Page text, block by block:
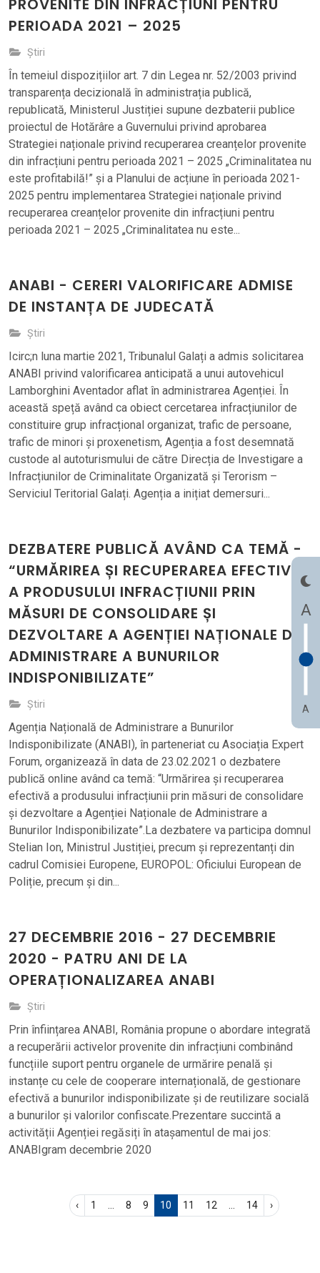
A
A
PROVENITE DIN INFRACȚIUNI PENTRU
PERIOADA 2021 – 2025
Știri
În temeiul dispozițiilor art. 7 din Legea nr. 52/2003 privind
transparența decizională în administrația publică,
republicată, Ministerul Justiției supune dezbaterii publice
proiectul de Hotărâre a Guvernului privind aprobarea
Strategiei naționale privind recuperarea creanțelor provenite
din infracțiuni pentru perioada 2021 – 2025 „Criminalitatea nu
este profitabilă!” și a Planului de acțiune în perioada 2021-
2025 pentru implementarea Strategiei naționale privind
recuperarea creanțelor provenite din infracțiuni pentru
perioada 2021 – 2025 „Criminalitatea nu este...
ANABI - CERERI VALORIFICARE ADMISE
DE INSTANȚA DE JUDECATĂ
Știri
Icirc;n luna martie 2021, Tribunalul Galați a admis solicitarea
ANABI privind valorificarea anticipată a unui autovehicul
Lamborghini Aventador aflat în administrarea Agenției. În
această speță având ca obiect cercetarea infracțiunilor de
constituire grup infracțional organizat, trafic de persoane,
trafic de minori și proxenetism, Agenția a fost desemnată
custode al autoturismului de către Direcția de Investigare a
Infracțiunilor de Criminalitate Organizată și Terorism –
Serviciul Teritorial Galați. Agenția a inițiat demersuri...
DEZBATERE PUBLICĂ AVÂND CA TEMĂ -
“URMĂRIREA ȘI RECUPERAREA EFECTIVĂ
A PRODUSULUI INFRACȚIUNII PRIN
MĂSURI DE CONSOLIDARE ȘI
DEZVOLTARE A AGENȚIEI NAȚIONALE DE
ADMINISTRARE A BUNURILOR
INDISPONIBILIZATE”
Știri
Agenția Națională de Administrare a Bunurilor
Indisponibilizate (ANABI), în parteneriat cu Asociația Expert
Forum, organizează în data de 23.02.2021 o dezbatere
publică online având ca temă: “Urmărirea și recuperarea
efectivă a produsului infracțiunii prin măsuri de consolidare
și dezvoltare a Agenției Naționale de Administrare a
Bunurilor Indisponibilizate”.La dezbatere va participa domnul
Stelian Ion, Ministrul Justiției, precum și reprezentanți din
cadrul Comisiei Europene, EUROPOL: Oficiului European de
Poliție, precum și din...
27 DECEMBRIE 2016 - 27 DECEMBRIE
2020 - PATRU ANI DE LA
OPERAȚIONALIZAREA ANABI
Știri
Prin înființarea ANABI, România propune o abordare integrată
a recuperării activelor provenite din infracțiuni combinând
funcțiile suport pentru organele de urmărire penală și
instanțe cu cele de cooperare internațională, de gestionare
efectivă a bunurilor indisponibilizate și de reutilizare socială
a bunurilor și valorilor confiscate.Prezentare succintă a
activității Agenției regăsiți în atașamentul de mai jos:
ANABIgram decembrie 2020
‹ 1 8 9 10 11 12 14 ›